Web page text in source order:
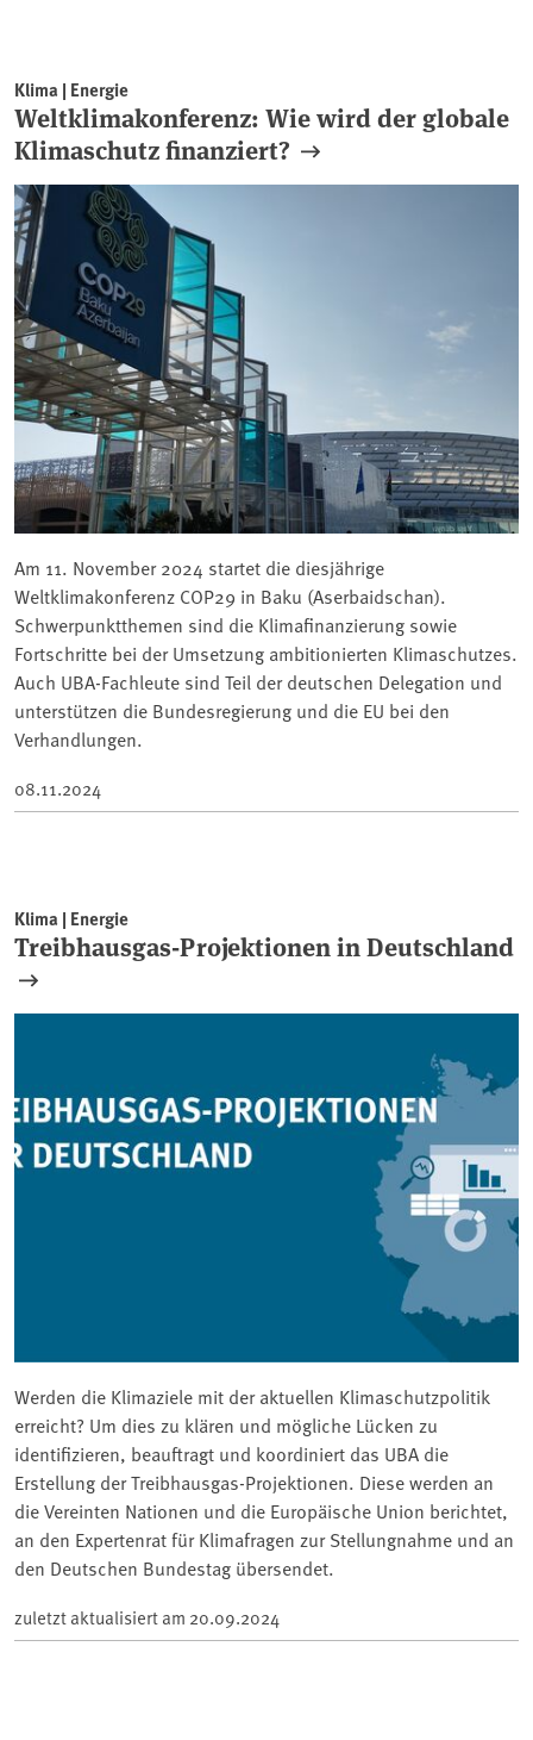
Klima | Energie
Weltklimakonferenz: Wie wird der globale
Klimaschutz finanziert?
Am 11. November 2024 startet die diesjährige
Weltklimakonferenz COP29 in Baku (Aserbaidschan).
Schwerpunktthemen sind die Klimafinanzierung sowie
Fortschritte bei der Umsetzung ambitionierten Klimaschutzes.
Auch UBA-Fachleute sind Teil der deutschen Delegation und
unterstützen die Bundesregierung und die EU bei den
Verhandlungen.
08.11.2024
Klima | Energie
Treibhausgas-Projektionen in Deutschland
Werden die Klimaziele mit der aktuellen Klimaschutzpolitik
erreicht? Um dies zu klären und mögliche Lücken zu
identifizieren, beauftragt und koordiniert das UBA die
Erstellung der Treibhausgas-Projektionen. Diese werden an
die Vereinten Nationen und die Europäische Union berichtet,
an den Expertenrat für Klimafragen zur Stellungnahme und an
den Deutschen Bundestag übersendet.
zuletzt aktualisiert am 20.09.2024